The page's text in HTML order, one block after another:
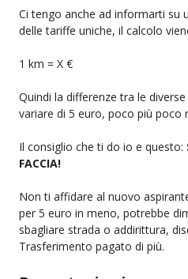
Ci tengo anche ad informarti su
delle tariffe uniche, il calcolo
1 km = X €
Quindi la differenze tra le
variare di 5 euro, poco più poco
Il consiglio che ti do io e questo:
FACCIA!
Non ti affidare al nuovo
per 5 euro in meno, potrebbe
sbagliare strada o addirittura,
Trasferimento pagato di più.